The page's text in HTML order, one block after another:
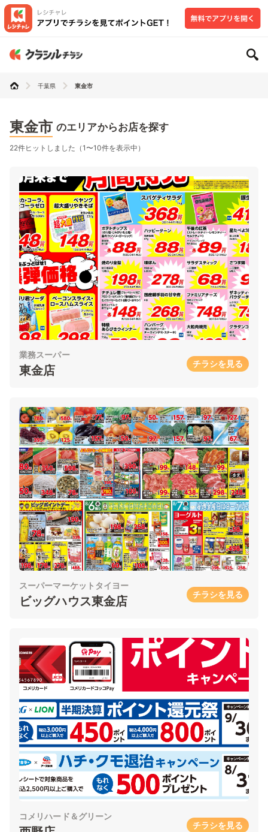
千葉県 東金市
東金市 のエリアからお店を探す
22件ヒットしました（1〜10件を表示中）
業務スーパー
東金店 チラシを見る
スーパーマーケットタイヨー
ビッグハウス東金店 チラシを見る
コメリハード＆グリーン
チラシを見る